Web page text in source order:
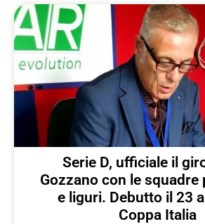
Serie D, ufficiale il
Gozzano con le squadre
e liguri. Debutto il 23
Coppa Italia